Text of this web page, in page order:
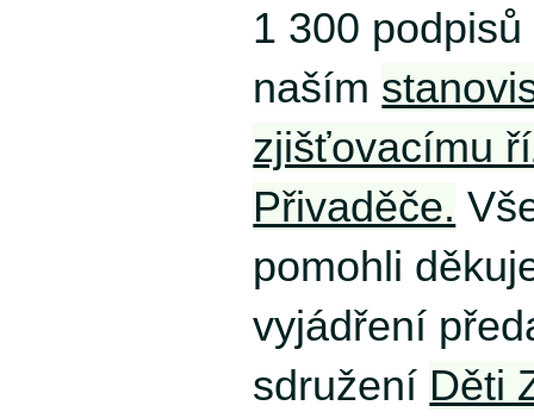
1 300
naším
zjišťovacímu
Přivaděče.
pomohli
vyjádření
sdružení Děti